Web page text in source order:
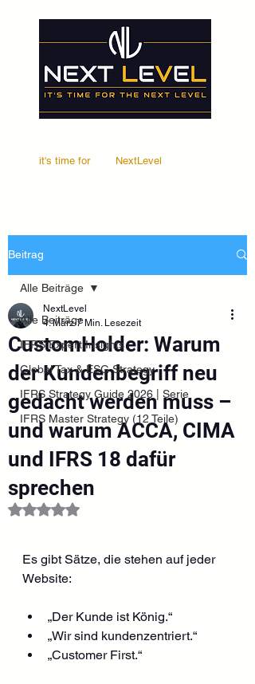
it's time for NextLevel
Beitrag
Alle Beiträge
IFRS Expert Insights
Global Tax & ESG Strategy
IFRS Strategy Guide 2026 | Serie
IFRS Master Strategy (12 Teile)
Alle Beiträge
CustomHolder: Warum
der Kundenbegriff neu
gedacht werden muss –
und warum ACCA, CIMA
und IFRS 18 dafür
sprechen
NextLevel
4. März 7 Min. Lesezeit
Mit NaN von 5 Sternen bewertet.
Es gibt Sätze, die stehen auf jeder
Website:
„Der Kunde ist König.“
„Wir sind kundenzentriert.“
„Customer First.“